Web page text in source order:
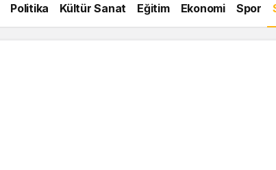
Politika Kültür Sanat Eğitim Ekonomi Spor